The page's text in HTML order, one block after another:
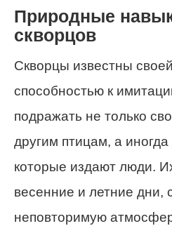
Природные
скворцов
Скворцы известны
способностью к
подражать не только
другим птицам, а
которые издают люди.
весенние и летние дни,
неповторимую